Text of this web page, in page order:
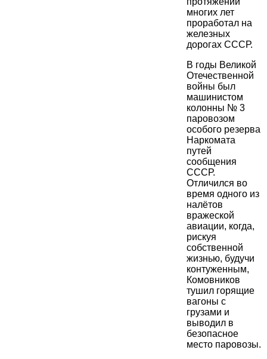
многих лет
проработал на
железных
дорогах СССР.
В годы Великой
Отечественной
войны был
машинистом
колонны № 3
паровозом
особого резерва
Наркомата
путей
сообщения
СССР.
Отличился во
время одного из
налётов
вражеской
авиации, когда,
рискуя
собственной
жизнью, будучи
контуженным,
Комовников
тушил горящие
вагоны с
грузами и
выводил в
безопасное
место паровозы.